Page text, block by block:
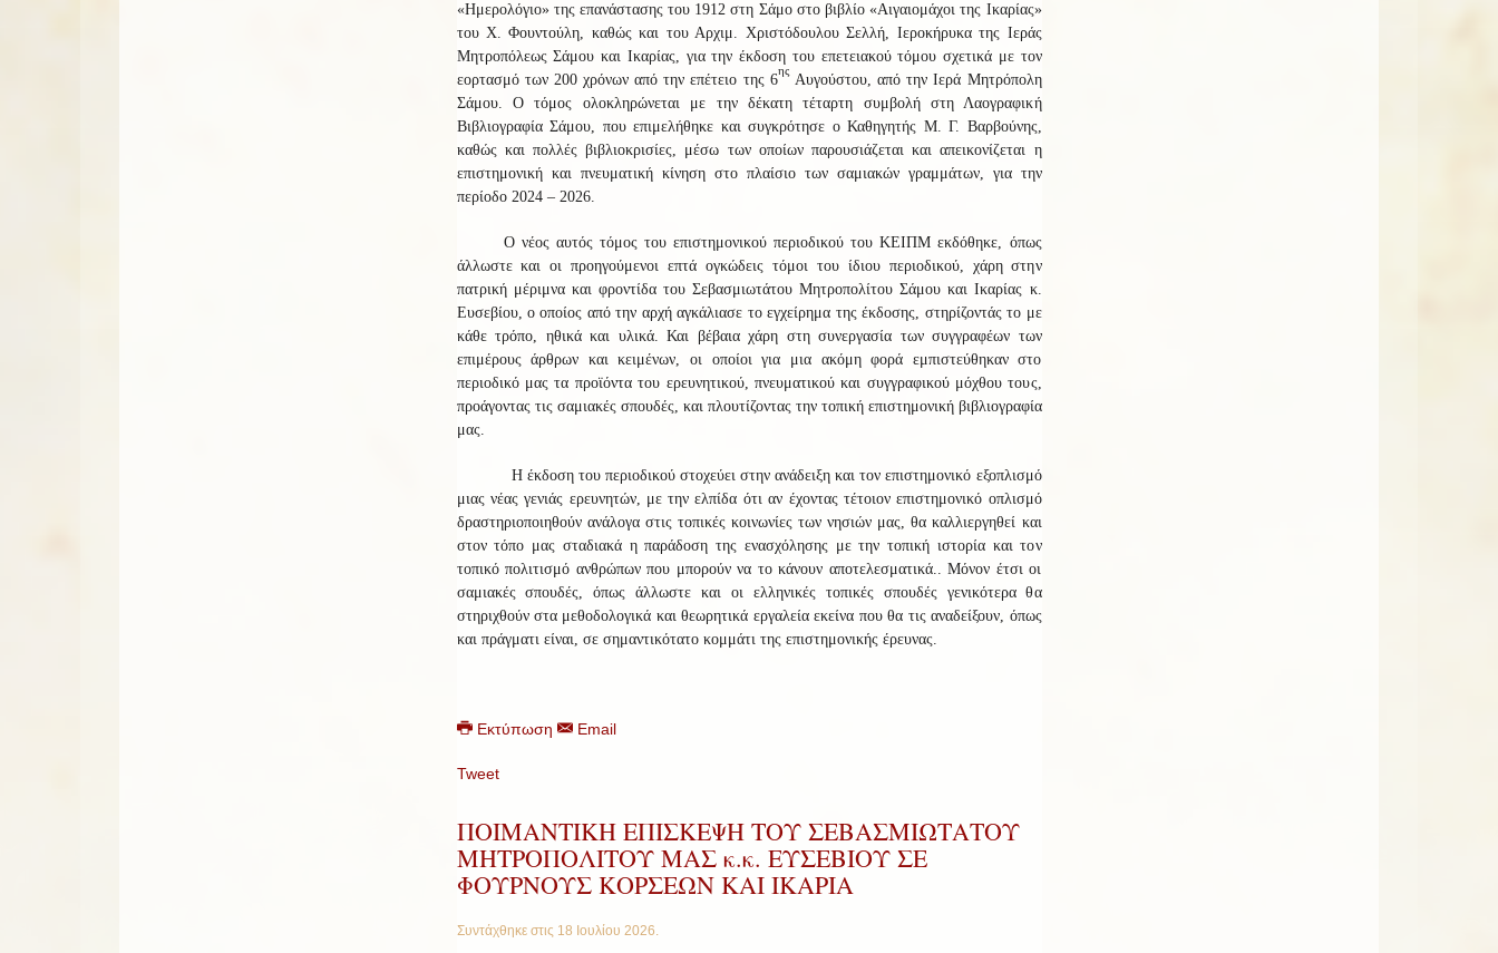
«Ημερολόγιο» της επανάστασης του 1912 στη Σάμο στο βιβλίο «Αιγαιομάχοι της Ικαρίας»
του Χ. Φουντούλη, καθώς και του Αρχιμ. Χριστόδουλου Σελλή, Ιεροκήρυκα της Ιεράς
Μητροπόλεως Σάμου και Ικαρίας, για την έκδοση του επετειακού τόμου σχετικά με τον
εορτασμό των 200 χρόνων από την επέτειο της 6
ης
Αυγούστου, από την Ιερά Μητρόπολη
Σάμου. Ο τόμος ολοκληρώνεται με την δέκατη τέταρτη συμβολή στη Λαογραφική
Βιβλιογραφία Σάμου, που επιμελήθηκε και συγκρότησε ο Καθηγητής Μ. Γ. Βαρβούνης,
καθώς και πολλές βιβλιοκρισίες, μέσω των οποίων παρουσιάζεται και απεικονίζεται η
επιστημονική και πνευματική κίνηση στο πλαίσιο των σαμιακών γραμμάτων, για την
περίοδο 2024 – 2026.
Ο νέος αυτός τόμος του επιστημονικού περιοδικού του ΚΕΙΠΜ εκδόθηκε, όπως
άλλωστε και οι προηγούμενοι επτά ογκώδεις τόμοι του ίδιου περιοδικού, χάρη στην
πατρική μέριμνα και φροντίδα του Σεβασμιωτάτου Μητροπολίτου Σάμου και Ικαρίας κ.
Ευσεβίου, ο οποίος από την αρχή αγκάλιασε το εγχείρημα της έκδοσης, στηρίζοντάς το με
κάθε τρόπο, ηθικά και υλικά. Και βέβαια χάρη στη συνεργασία των συγγραφέων των
επιμέρους άρθρων και κειμένων, οι οποίοι για μια ακόμη φορά εμπιστεύθηκαν στο
περιοδικό μας τα προϊόντα του ερευνητικού, πνευματικού και συγγραφικού μόχθου τους,
προάγοντας τις σαμιακές σπουδές, και πλουτίζοντας την τοπική επιστημονική βιβλιογραφία
μας.
Η έκδοση του περιοδικού στοχεύει στην ανάδειξη και τον επιστημονικό εξοπλισμό
μιας νέας γενιάς ερευνητών, με την ελπίδα ότι αν έχοντας τέτοιον επιστημονικό οπλισμό
δραστηριοποιηθούν ανάλογα στις τοπικές κοινωνίες των νησιών μας, θα καλλιεργηθεί και
στον τόπο μας σταδιακά η παράδοση της ενασχόλησης με την τοπική ιστορία και τον
τοπικό πολιτισμό ανθρώπων που μπορούν να το κάνουν αποτελεσματικά.. Μόνον έτσι οι
σαμιακές σπουδές, όπως άλλωστε και οι ελληνικές τοπικές σπουδές γενικότερα θα
στηριχθούν στα μεθοδολογικά και θεωρητικά εργαλεία εκείνα που θα τις αναδείξουν, όπως
και πράγματι είναι, σε σημαντικότατο κομμάτι της επιστημονικής έρευνας.
Εκτύπωση Email
Tweet
ΠΟΙΜΑΝΤΙΚΗ ΕΠΙΣΚΕΨΗ ΤΟΥ ΣΕΒΑΣΜΙΩΤΑΤΟΥ
ΜΗΤΡΟΠΟΛΙΤΟΥ ΜΑΣ κ.κ. ΕΥΣΕΒΙΟΥ ΣΕ
ΦΟΥΡΝΟΥΣ ΚΟΡΣΕΩΝ ΚΑΙ ΙΚΑΡΙΑ
Συντάχθηκε στις 18 Ιουλίου 2026.